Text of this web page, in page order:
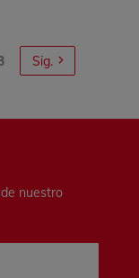
Sig.
nuestro